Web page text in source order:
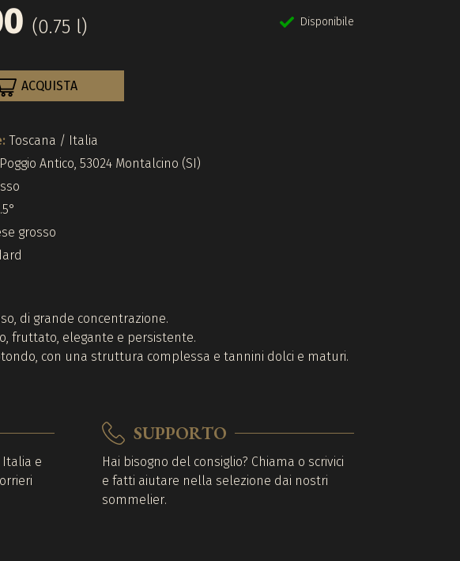
(0.75 l) Disponibile
ACQUISTA
Toscana / Italia
Antico, 53024 Montalcino (SI)
grosso
di grande concentrazione.
fruttato, elegante e persistente.
con una struttura complessa e tannini dolci e maturi.
e
SUPPORTO
Hai bisogno del consiglio? Chiama o scrivici
e fatti aiutare nella selezione dai nostri
sommelier.